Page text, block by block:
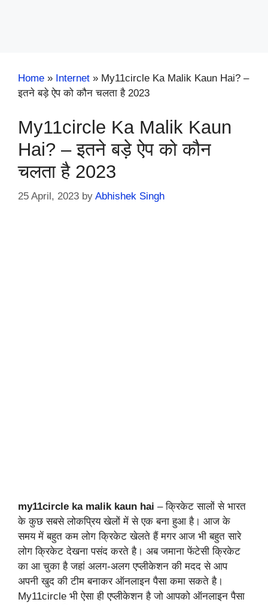
Home » Internet » My11circle Ka Malik Kaun Hai? –
इतने बड़े ऐप को कौन चलता है 2023
My11circle Ka Malik Kaun
Hai? – इतने बड़े ऐप को कौन
चलता है 2023
25 April, 2023 by Abhishek Singh
my11circle ka malik kaun hai – क्रिकेट सालों से भारत
के कुछ सबसे लोकप्रिय खेलों में से एक बना हुआ है। आज के
समय में बहुत कम लोग क्रिकेट खेलते हैं मगर आज भी बहुत सारे
लोग क्रिकेट देखना पसंद करते है। अब जमाना फेंटेसी क्रिकेट
का आ चुका है जहां अलग-अलग एप्लीकेशन की मदद से आप
अपनी खुद की टीम बनाकर ऑनलाइन पैसा कमा सकते है।
My11circle भी ऐसा ही एप्लीकेशन है जो आपको ऑनलाइन पैसा